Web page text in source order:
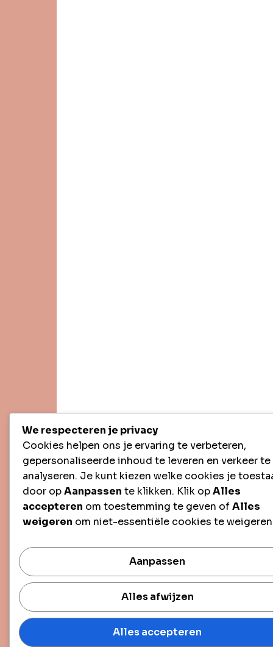
We respecteren je privacy
Cookies helpen ons je ervaring te verbeteren,
gepersonaliseerde inhoud te leveren en verkeer te
analyseren. Je kunt kiezen welke cookies je
door opAanpassen te klikken. Klik opAlles
accepteren om toestemming te geven ofAlles
weigeren om niet-essentiële cookies te
Aanpassen
Alles afwijzen
Alles accepteren